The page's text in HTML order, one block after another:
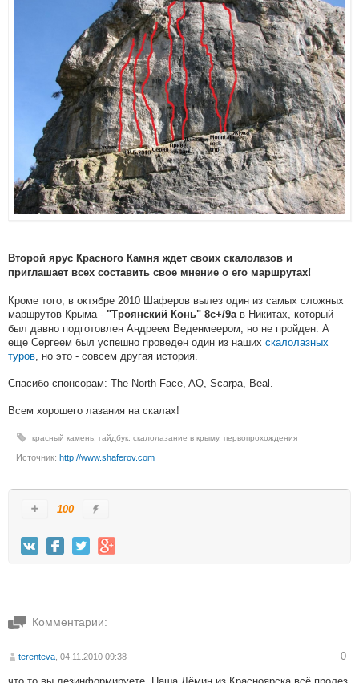
Второй ярус Красного Камня ждет своих скалолазов и
приглашает всех составить свое мнение о его маршрутах!
Кроме того, в октябре 2010 Шаферов вылез один из самых сложных
маршрутов Крыма - "Троянский Конь" 8с+/9a в Никитах, который
был давно подготовлен Андреем Веденмеером, но не пройден. А
еще Сергеем был успешно проведен один из наших скалолазных
туров , но это - совсем другая история.
Спасибо спонсорам: The North Face, AQ, Scarpa, Beal.
Всем хорошего лазания на скалах!
красный камень гайдбук скалолазание в крыму, первопрохождения
Источник: http://www.shaferov.com
100
Комментарии:
terenteva , 04.11.2010 09:38 0